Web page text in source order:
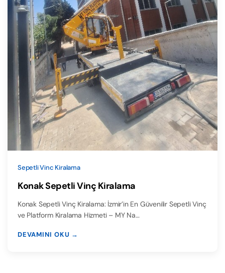
Sepetli Vinc Kiralama
Konak Sepetli Vinç Kiralama
Konak Sepetli Vinç Kiralama: İzmir’in En Güvenilir Sepetli Vinç
ve Platform Kiralama Hizmeti – MY Na…
DEVAMINI OKU →